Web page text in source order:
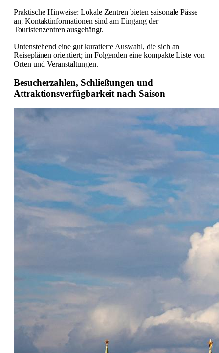
Praktische Hinweise: Lokale Zentren bieten saisonale Pässe
an; Kontaktinformationen sind am Eingang der
Touristenzentren ausgehängt.
Untenstehend eine gut kuratierte Auswahl, die sich an
Reiseplänen orientiert; im Folgenden eine kompakte Liste von
Orten und Veranstaltungen.
Besucherzahlen, Schließungen und
Attraktionsverfügbarkeit nach Saison